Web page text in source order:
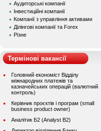
Аудиторські компанії
Інвестиційні компанії
Компанії з управління активами
Ділінгові компанії та Forex
Різне
Термінові вакансії
Головний економіст Відділу
міжнародних платежів та
казначейських операцій (валютний
контроль)
Керівник проєктів і програм (small
business product owner)
Аналітик Б2 (Analyst B2)